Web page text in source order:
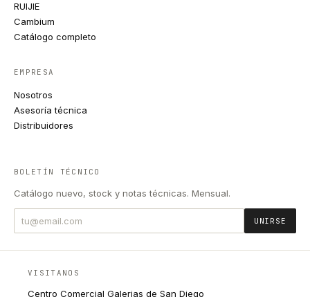
RUIJIE
Cambium
Catálogo completo
EMPRESA
Nosotros
Asesoría técnica
Distribuidores
BOLETÍN TÉCNICO
Catálogo nuevo, stock y notas técnicas. Mensual.
UNIRSE
VISITANOS
Centro Comercial Galerias de San Diego